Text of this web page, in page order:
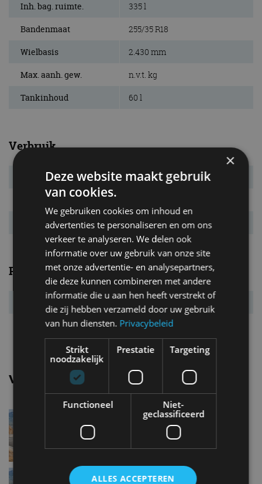
Inh. bag. ruimte. 335 l
Bandenmaat 255/35 R18
Wielbasis 2.430 mm
Max. aanh. gew. n.v.t. kg
Tankinhoud 60 l
Verbruik
Verbr. gecomb. 7,8 l/100km
CO₂-emissie
Energielabel G
Prestaties
Acc. 0-100 km/u 4,7 s
Topsnelheid 250 km/u
Vergelijkbare uitvoeringen
Mercedes benz Slc klasseSLC
180
Mercedes benz Slc klasseSLC
×
Deze website maakt gebruik
van cookies.
We gebruiken cookies om inhoud en
advertenties te personaliseren en om ons
verkeer te analyseren. We delen ook
informatie over uw gebruik van onze site
met onze advertentie- en analysepartners,
die deze kunnen combineren met andere
informatie die u aan hen heeft verstrekt of
die zij hebben verzameld door uw gebruik
van hun diensten. Privacybeleid
Strikt
noodzakelijk
Prestatie Targeting
Functioneel
Niet-
geclassificeerd
ALLES ACCEPTEREN